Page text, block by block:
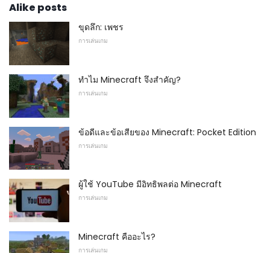
Alike posts
ขุดลึก: เพชร
การเล่นเกม
ทำไม Minecraft จึงสำคัญ?
การเล่นเกม
ข้อดีและข้อเสียของ Minecraft: Pocket Edition
การเล่นเกม
ผู้ใช้ YouTube มีอิทธิพลต่อ Minecraft
การเล่นเกม
Minecraft คืออะไร?
การเล่นเกม